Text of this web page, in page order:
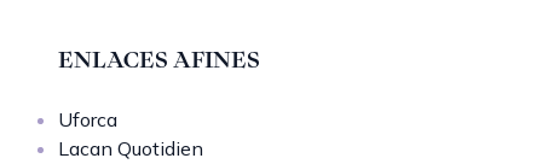
ENLACES AFINES
Uforca
Lacan Quotidien